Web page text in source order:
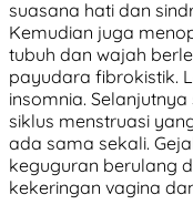
suasana hati dan
Kemudian juga
tubuh dan wajah
payudara fibrokistik.
insomnia.
siklus menstruasi
ada sama sekali.
keguguran berulang
kekeringan vagina